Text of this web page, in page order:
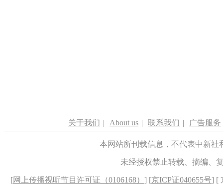
关于我们 | About us | 联系我们 | 广告服务
本网站所刊载信息，不代表中新
未经授权禁止转载、摘编、
[网上传播视听节目许可证（0106168） ] [京ICP证040655号] [